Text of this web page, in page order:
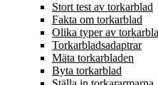
Stort test av torkarblad
Fakta om torkarblad
Olika typer av
Torkarbladsadaptrar
Mäta torkarbladen
Byta torkarblad